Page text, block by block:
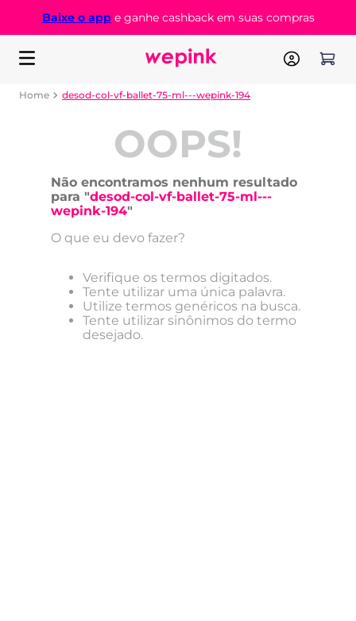
Baixe o appe ganhe cashback em suas compras
desod-col-vf-ballet-75-ml---wepink-194
OOPS!
Não encontramos nenhum resultado
para "desod-col-vf-ballet-75-ml---
wepink-194"
O que eu devo fazer?
Verifique os termos digitados.
Tente utilizar uma única palavra.
Utilize termos genéricos na busca.
Tente utilizar sinônimos do termo
desejado.